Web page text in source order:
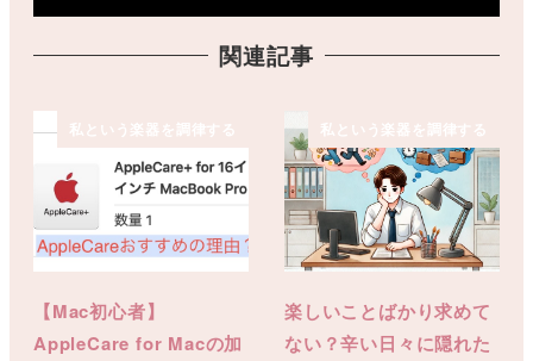
関連記事
私という楽器を調律する
【Mac初心者】
AppleCare for Macの加
私という楽器を調律する
楽しいことばかり求めて
ない？辛い日々に隠れた